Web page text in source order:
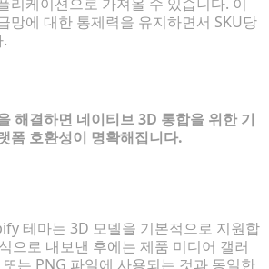
망에 대한 통제력을 유지하면서 SKU당
해결하면 네이티브 3D 통합을 위한 기
폼 호환성이 명확해집니다.
테마는 3D 모델을 기본적으로 지원합
으로 내보낸 후에는 제품 미디어 갤러
또는 PNG 파일에 사용되는 것과 동일한